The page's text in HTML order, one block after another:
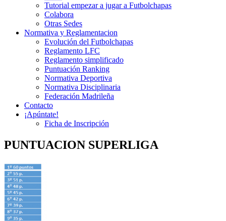
Tutorial empezar a jugar a Futbolchapas
Colabora
Otras Sedes
Normativa y Reglamentacion
Evolución del Futbolchapas
Reglamento LFC
Reglamento simplificado
Puntuación Ranking
Normativa Deportiva
Normativa Disciplinaria
Federación Madrileña
Contacto
¡Apúntate!
Ficha de Inscripción
PUNTUACION SUPERLIGA